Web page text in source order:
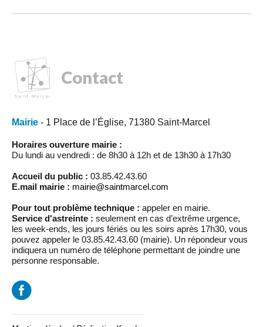
Contact
Mairie - 1 Place de l’Église, 71380 Saint-Marcel
Horaires ouverture mairie :
Du lundi au vendredi : de 8h30 à 12h et de 13h30 à 17h30
Accueil du public : 03.85.42.43.60
E.mail mairie : mairie@saintmarcel.com
Pour tout problème technique : appeler en mairie.
Service d'astreinte : seulement en cas d’extrême urgence,
les week-ends, les jours fériés ou les soirs après 17h30, vous
pouvez appeler le 03.85.42.43.60 (mairie). Un répondeur vous
indiquera un numéro de téléphone permettant de joindre une
personne responsable.